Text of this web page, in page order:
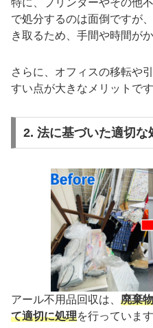
特に、プリンターやその他
で処分するのは面倒ですが
き取るため、手間や時間が
さらに、オフィスの移転や
すい点が大きなメリットです
2. 法に基づいた適切な
アール不用品回収は、 廃棄
て適切に処理を行っています